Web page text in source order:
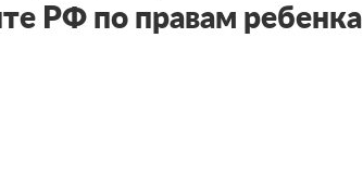
РФ по правам ребенка